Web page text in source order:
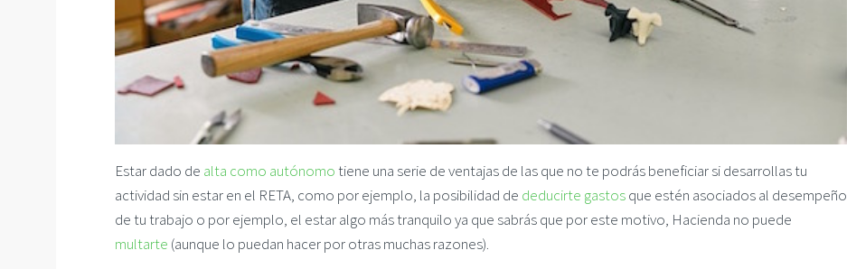
Estar dado de alta como autónomotiene una serie de ventajas de las que no te podrás beneficiar si desarrollas tu
actividad sin estar en el RETA, como por ejemplo, la posibilidad de deducirte gastosque estén asociados al desempeño
de tu trabajo o por ejemplo, el estar algo más tranquilo ya que sabrás que por este motivo, Hacienda no puede
multarte (aunque lo puedan hacer por otras muchas razones).